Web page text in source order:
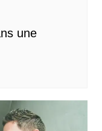
une